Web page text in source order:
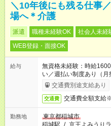
＼10年後にも残る仕事
場へ＊介護
派遣 職種未経験OK 社会人未経
WEB登録・面接OK
給与
無資格未経験：時給
い／週払い制度あり（
完了次第のお支払いとな
交通費別途支給あり
交通費 交通費全額支給
勤務地
東京都稲城市
稲城駅 / 京王よみうり